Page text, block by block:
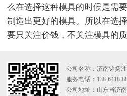
么在选择这种模具的时候是需
制造出更好的模具。所以在选
要只关注价钱，不关注模具的
公司名称：济南铭扬
服务电话：138-6418-
公司地址：山东省济